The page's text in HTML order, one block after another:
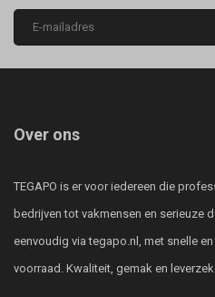
Over ons
TEGAPO is er voor iedereen die
bedrijven tot vakmensen en serieuze
eenvoudig via tegapo.nl, met snelle
voorraad. Kwaliteit, gemak en